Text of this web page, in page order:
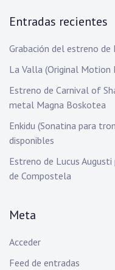
Entradas recientes
Grabación del estreno de
La Valla (Original Motion
Estreno de Carnival of
metal Magna Boskotea
Enkidu (Sonatina para
disponibles
Estreno de Lucus
de Compostela
Meta
Acceder
Feed de entradas